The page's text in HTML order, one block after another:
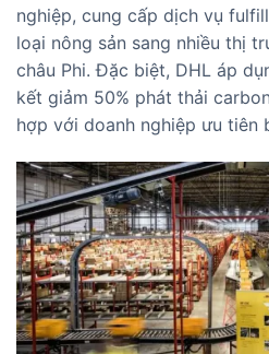
nghiệp, cung cấp dịch vụ
loại nông sản sang nhiều thị
châu Phi. Đặc biệt, DHL áp
kết giảm 50% phát thải
hợp với doanh nghiệp ưu tiên